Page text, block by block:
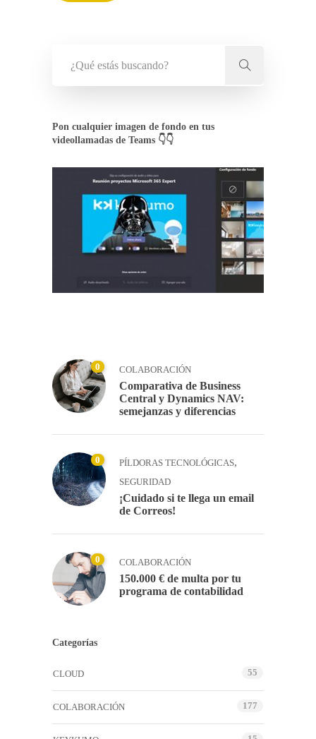
Pon cualquier imagen de fondo en tus
videollamadas de Teams 👇👇
0 COLABORACIÓN
Comparativa de Business
Central y Dynamics NAV:
semejanzas y diferencias
0 PÍLDORAS TECNOLÓGICAS,
SEGURIDAD
¡Cuidado si te llega un email
de Correos!
0 COLABORACIÓN
150.000 € de multa por tu
programa de contabilidad
Categorías
CLOUD 55
COLABORACIÓN 177